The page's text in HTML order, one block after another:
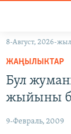
Навигацияга
өтүңүз
Издөөгө
салыңызКЫРГЫЗСТАН
ЭКОНОМИКА
ДҮЙНӨ
БОРБОР АЗИЯ
АТАЙЫН
8-Август, 2026-
ЖАҢЫЛЫКТАР
Бул
жыйыны
9-Февраль, 2009